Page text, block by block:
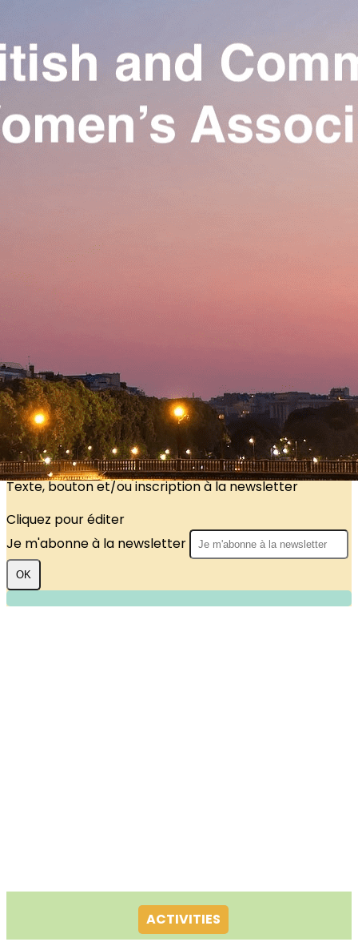
Exporter uniquement les colonnes affichées
Ajoutez un logo, un bouton, des réseaux sociaux
Our Association
Activities
Join us
?>
Images de la page d'accueil
Cliquez pour éditer
Texte, bouton et/ou inscription à la newsletter
Cliquez pour éditer
Je m'abonne à la newsletter
OK
ACTIVITIES